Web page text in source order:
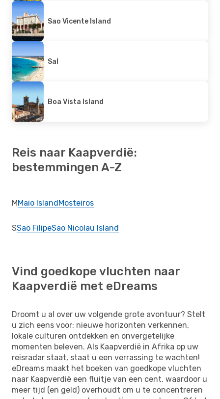
Sao Vicente Island
Sal
Boa Vista Island
Reis naar Kaapverdië:
bestemmingen A-Z
MMaio IslandMosteiros
SSao FilipeSao Nicolau Island
Vind goedkope vluchten naar
Kaapverdië met eDreams
Droomt u al over uw volgende grote avontuur? Stelt
u zich eens voor: nieuwe horizonten verkennen,
lokale culturen ontdekken en onvergetelijke
momenten beleven. Als Kaapverdië in Afrika op uw
reisradar staat, staat u een verrassing te wachten!
eDreams maakt het boeken van goedkope vluchten
naar Kaapverdië een fluitje van een cent, waardoor u
meer tijd (en geld) overhoudt om u te concentreren